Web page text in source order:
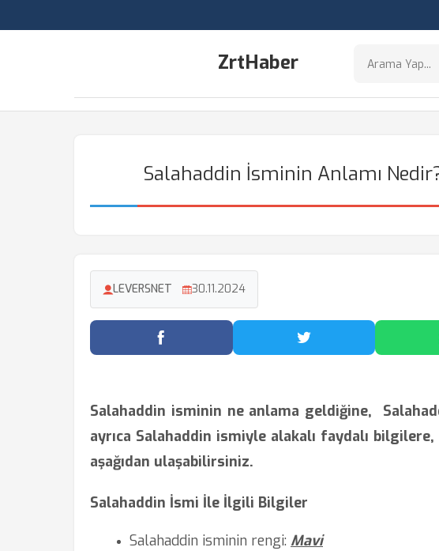
ZrtHaber
Salahaddin İsminin Anlamı Nedir?
LEVERSNET 30.11.2024
Facebook'ta Paylaş Twitter'da Paylaş
Salahaddin isminin ne anlama geldiğine,
ayrıca Salahaddin ismiyle alakalı faydalı
aşağıdan ulaşabilirsiniz.
Salahaddin İsmi İle İlgili Bilgiler
Salahaddin isminin rengi: Mavi